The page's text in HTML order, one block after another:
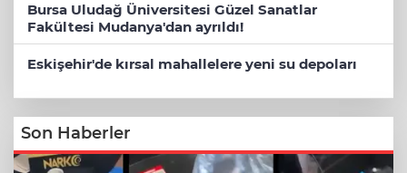
Bursa Uludağ Üniversitesi Güzel Sanatlar
Fakültesi Mudanya'dan ayrıldı!
Eskişehir'de kırsal mahallelere yeni su depoları
Son Haberler